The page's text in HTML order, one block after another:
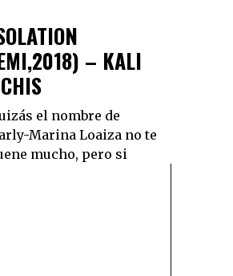
– KALI
el nombre de
Marina Loaiza no te
mucho, pero si